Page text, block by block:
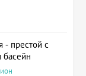
- престой с
басейн